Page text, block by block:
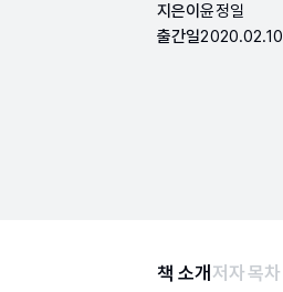
지은이윤정일
출간일2020.02.10
책 소개 저자목차